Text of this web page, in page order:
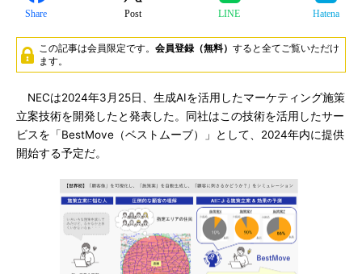
Share Post LINE Hatena
この記事は会員限定です。 会員登録（無料） すると全てご覧いただけ
ます。
NECは2024年3月25日、生成AIを活用したマーケティング施策
立案技術を開発したと発表した。同社はこの技術を活用したサー
ビスを「BestMove（ベストムーブ）」として、2024年内に提供
開始する予定だ。